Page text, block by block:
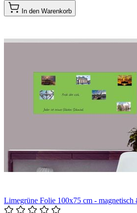
In den Warenkorb
Limegrüne Folie 100x75 cm - magnetisch